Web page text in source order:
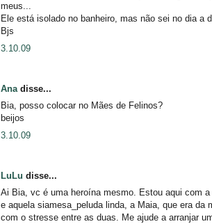
meus...
Ele está isolado no banheiro, mas não sei no dia a
Bjs
3.10.09
Ana disse...
Bia, posso colocar no Mães de Felinos?
beijos
3.10.09
LuLu disse...
Ai Bia, vc é uma heroína mesmo. Estou aqui com
e aquela siamesa_peluda linda, a Maia, que era da
com o stresse entre as duas. Me ajude a arranjar